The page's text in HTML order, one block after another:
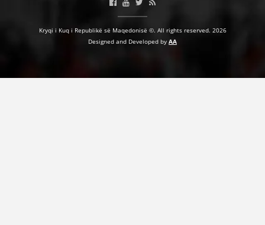
VEPRIMTARI
Kryqi i Kuq i Republikë së Maqedonisë ©. All rights reserved. 2026
Designed and Developed by AA